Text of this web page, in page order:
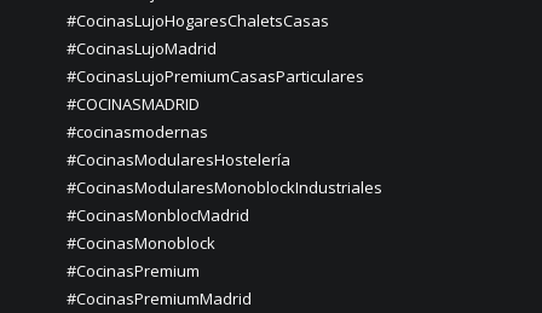
#CocinasLujoHogaresChaletsCasas
#CocinasLujoMadrid
#CocinasLujoPremiumCasasParticulares
#COCINASMADRID
#cocinasmodernas
#CocinasModularesHostelería
#CocinasModularesMonoblockIndustriales
#CocinasMonblocMadrid
#CocinasMonoblock
#CocinasPremium
#CocinasPremiumMadrid